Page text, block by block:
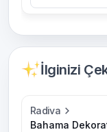
İlginizi
Radiva
Bahama